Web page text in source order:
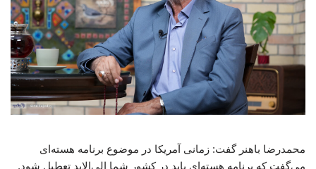
محمدرضا باهنر گفت: زمانی آمریکا در موضوع برنامه هسته‌ای
می‌گفت که برنامه هسته‌ای باید در کشور شما الی‌الابد تعطیل شود.